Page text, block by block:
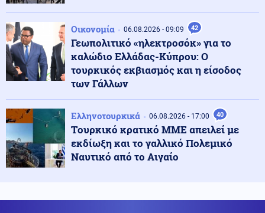
ΗΠΑ 07.08.2026 - 09:54
ΗΠΑ: Ένας νεκρός από τις πυρκαγιές στην Καλιφόρνια
Κόσμος 07.08.2026 - 09:50
Επίδειξη ισχύος από το Ισραήλ στη σκιά της
σύγκρουσης με την Τουρκία: Ασκήσεις-μαμούθ των
IDF στη Μεσόγειο
Φωτιά σε εγκαταλελειμμένο κτήριο στο Μοσχάτο –
Οικονομία 06.08.2026 - 09:09 42
Γεωπολιτικό «ηλεκτροσόκ» για το
καλώδιο Ελλάδας-Κύπρου: Ο
τουρκικός εκβιασμός και η είσοδος
των Γάλλων
Ελληνοτουρκικά 06.08.2026 - 17:00 40
Tουρκικό κρατικό ΜΜΕ απειλεί με
εκδίωξη και το γαλλικό Πολεμικό
Ναυτικό από το Αιγαίο